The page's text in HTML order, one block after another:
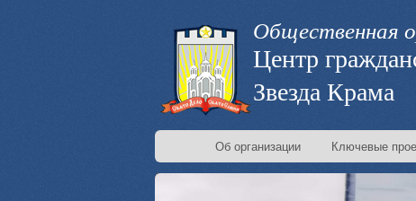
Общественная
Центр
Звезда Крама
Об организации Ключевые